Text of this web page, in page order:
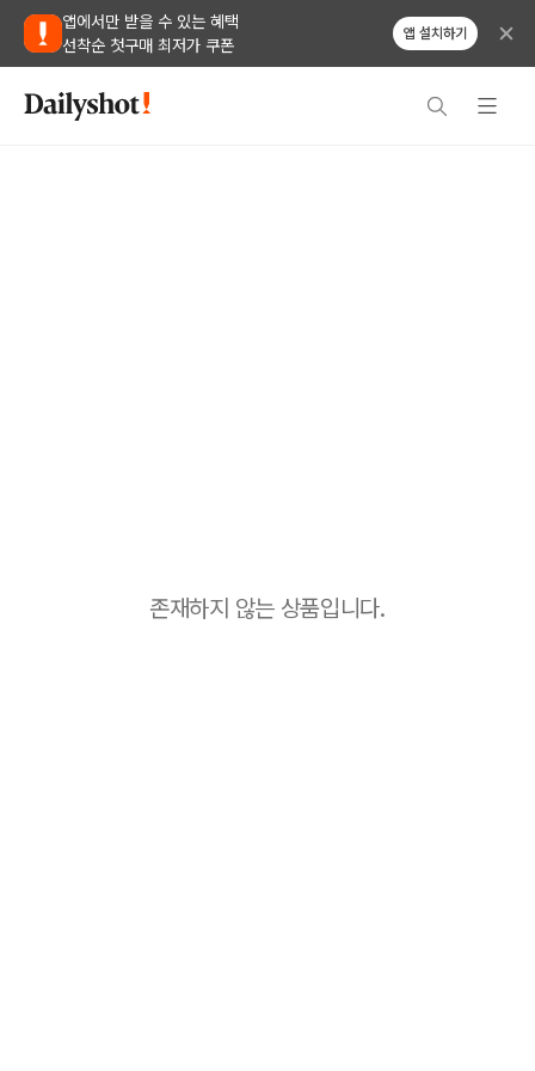
앱에서만 받을 수 있는 혜택
선착순 첫구매 최저가 쿠폰
앱 설치하기
존재하지 않는 상품입니다.